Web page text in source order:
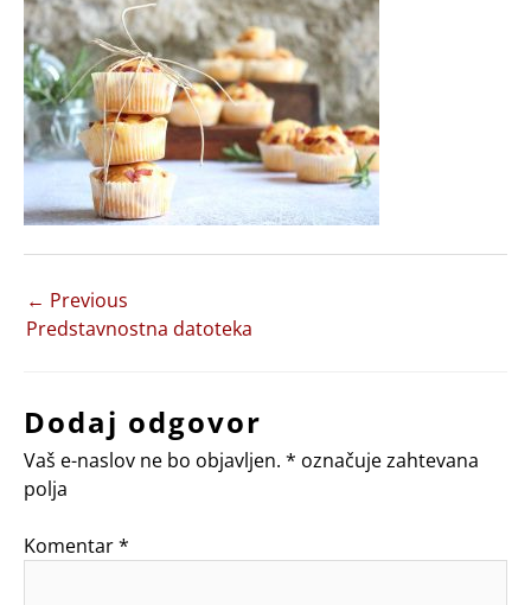
← Previous
Predstavnostna datoteka
Dodaj odgovor
Vaš e-naslov ne bo objavljen. * označuje zahtevana
polja
Komentar*